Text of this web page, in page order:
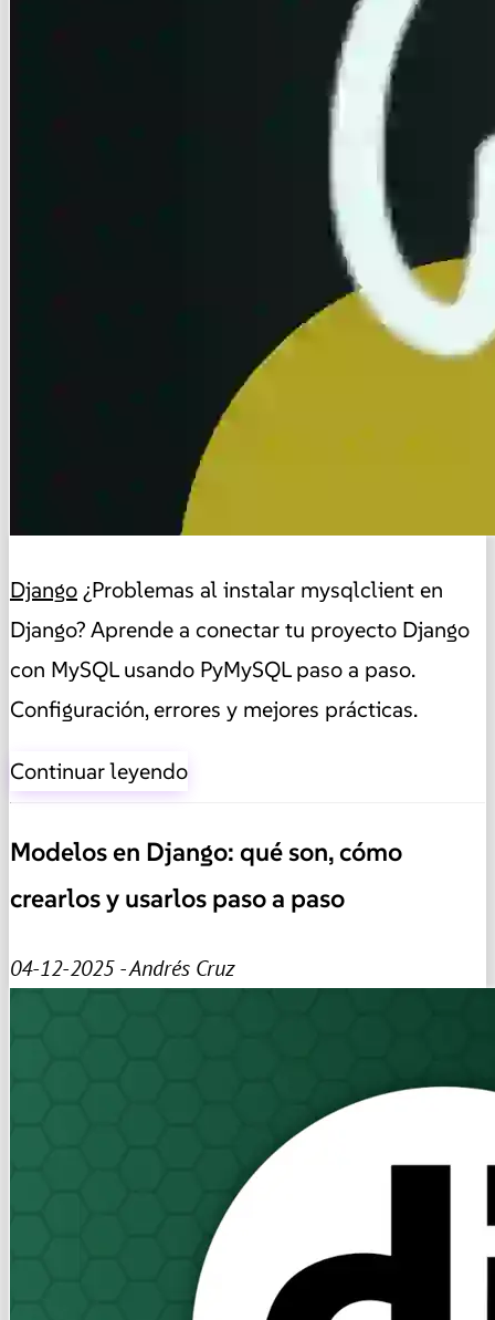
Django¿Problemas al instalar mysqlclient en
Django? Aprende a conectar tu proyecto Django
con MySQL usando PyMySQL paso a paso.
Configuración, errores y mejores prácticas.
Continuar leyendo
Modelos en Django: qué son, cómo
crearlos y usarlos paso a paso
04-12-2025 - Andrés Cruz